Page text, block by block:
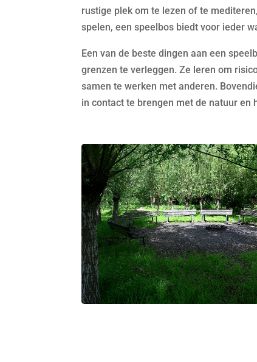
rustige plek om te lezen of te
spelen, een speelbos biedt voor ieder
Een van de beste dingen aan een
grenzen te verleggen. Ze leren om
samen te werken met anderen.
in contact te brengen met de natuur